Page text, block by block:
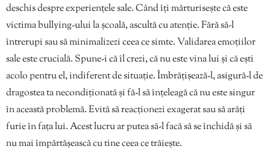
deschis despre experiențele sale. Când îți mărturisește că este
victima bullying-ului la școală, ascultă cu atenție. Fără să-l
întrerupi sau să minimalizezi ceea ce simte. Validarea emoțiilor
sale este crucială. Spune-i că îl crezi, că nu este vina lui și că ești
acolo pentru el, indiferent de situație. Îmbrățișează-l, asigură-l de
dragostea ta necondiționată și fă-l să înțeleagă că nu este singur
în această problemă. Evită să reacționezi exagerat sau să arăți
furie în fața lui. Acest lucru ar putea să-l facă să se închidă și să
nu mai împărtășească cu tine ceea ce trăiește.